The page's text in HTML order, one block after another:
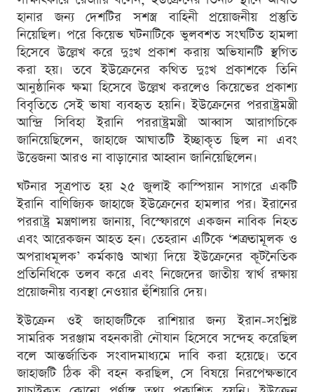
হানার জন্য দেশটির সশস্ত্র বাহিনী প্রয়োজনীয় প্রস্তুতি
নিয়েছিল। পরে কিয়েভ ঘটনাটিকে ভুলবশত সংঘটিত হামলা
হিসেবে উল্লেখ করে দুঃখ প্রকাশ করায় অভিযানটি স্থগিত
করা হয়। তবে ইউক্রেনের কথিত দুঃখ প্রকাশকে তিনি
আনুষ্ঠানিক ক্ষমা হিসেবে উল্লেখ করলেও কিয়েভের প্রকাশ্য
বিবৃতিতে সেই ভাষা ব্যবহৃত হয়নি। ইউক্রেনের পররাষ্ট্রমন্ত্রী
আন্দ্রি সিবিহা ইরানি পররাষ্ট্রমন্ত্রী আব্বাস আরাগচিকে
জানিয়েছিলেন, জাহাজে আঘাতটি ইচ্ছাকৃত ছিল না এবং
উত্তেজনা আরও না বাড়ানোর আহ্বান জানিয়েছিলেন।
ঘটনার সূত্রপাত হয় ২৫ জুলাই কাস্পিয়ান সাগরে একটি
ইরানি বাণিজ্যিক জাহাজে ইউক্রেনের হামলার পর। ইরানের
পররাষ্ট্র মন্ত্রণালয় জানায়, বিস্ফোরণে একজন নাবিক নিহত
এবং আরেকজন আহত হন। তেহরান এটিকে ‘শত্রুতামূলক ও
অপরাধমূলক’ কর্মকাণ্ড আখ্যা দিয়ে ইউক্রেনের কূটনৈতিক
প্রতিনিধিকে তলব করে এবং নিজেদের জাতীয় স্বার্থ রক্ষায়
প্রয়োজনীয় ব্যবস্থা নেওয়ার হুঁশিয়ারি দেয়।
ইউক্রেন ওই জাহাজটিকে রাশিয়ার জন্য ইরান-সংশ্লিষ্ট
সামরিক সরঞ্জাম বহনকারী নৌযান হিসেবে সন্দেহ করেছিল
বলে আন্তর্জাতিক সংবাদমাধ্যমে দাবি করা হয়েছে। তবে
জাহাজটি ঠিক কী বহন করছিল, সে বিষয়ে নিরপেক্ষভাবে